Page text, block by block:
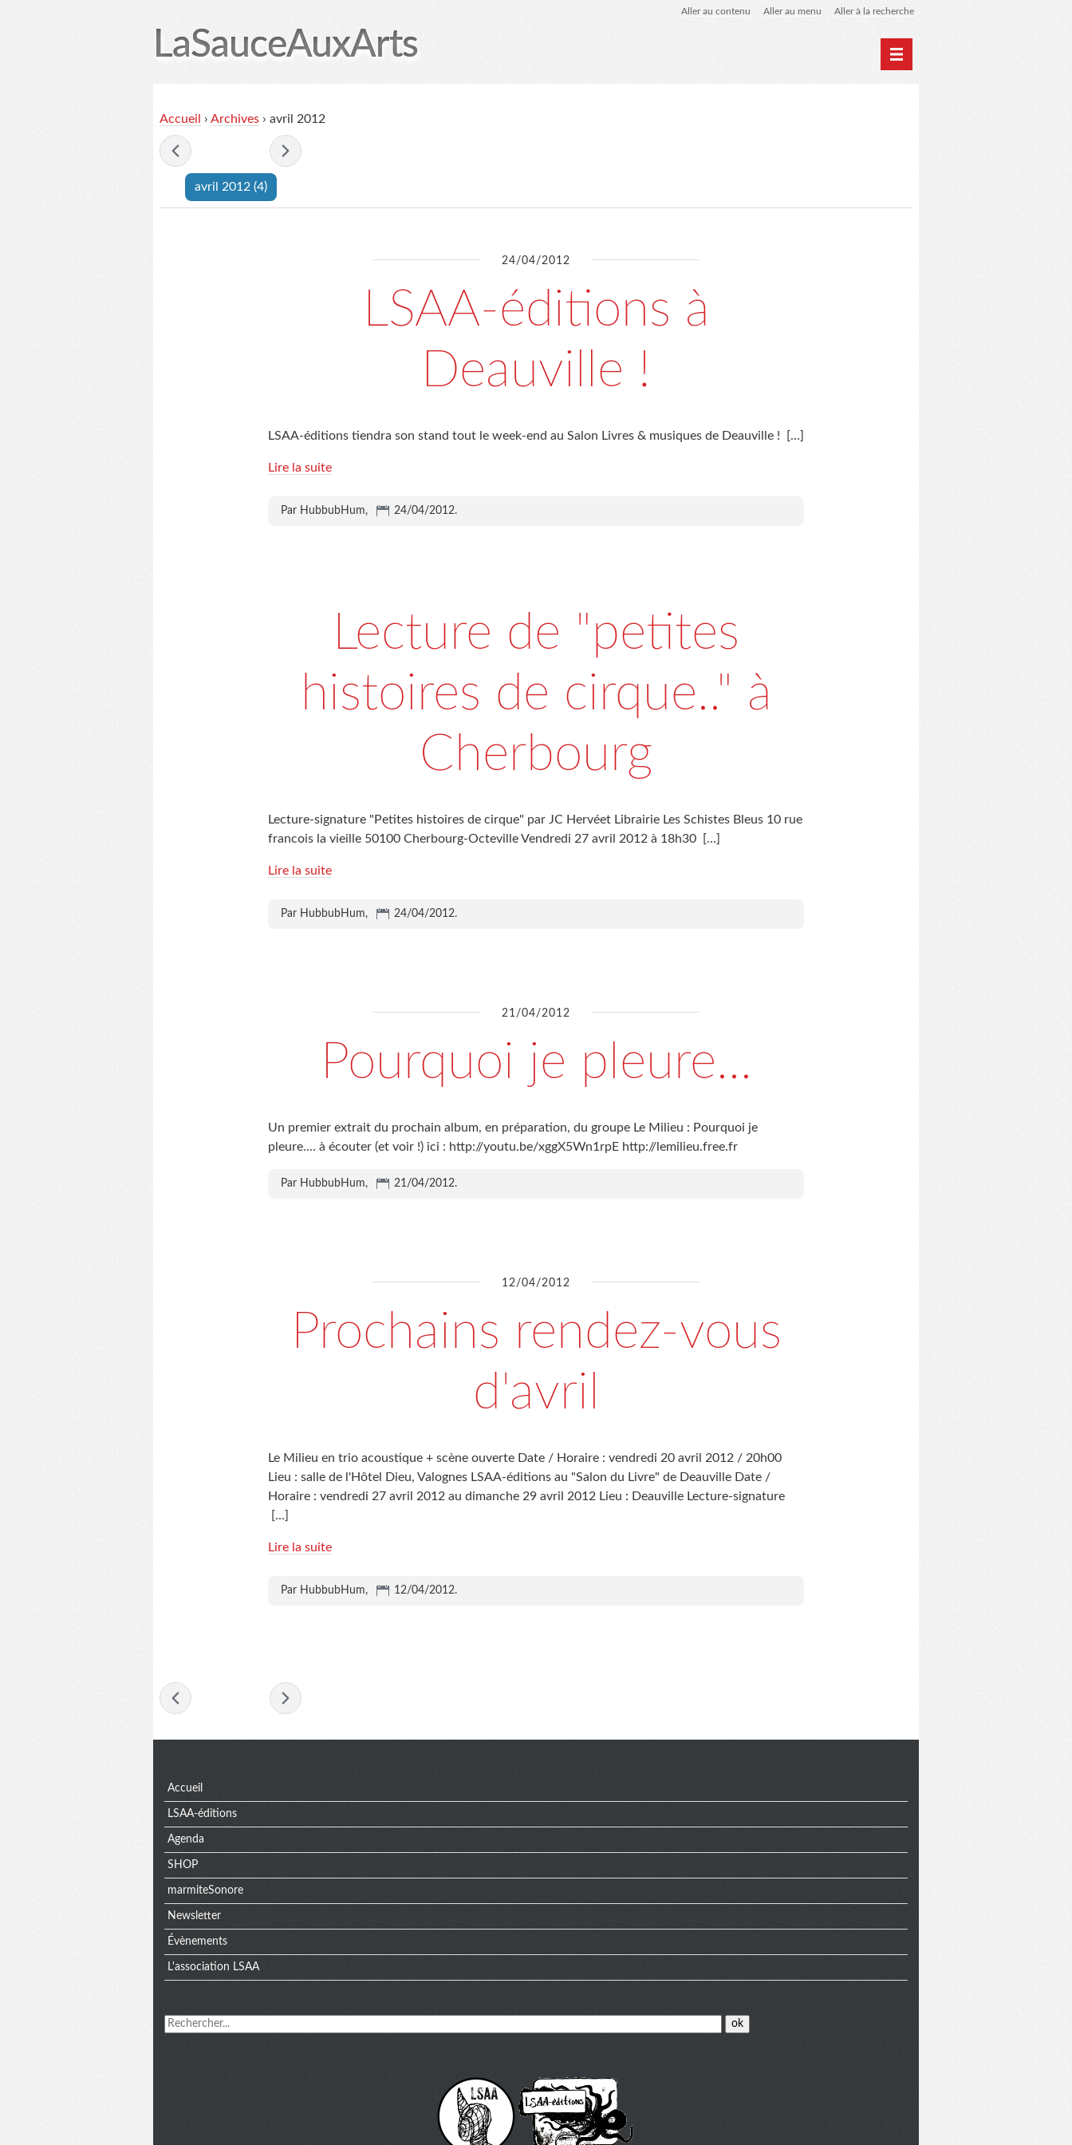
Aller au contenu Aller au menu Aller à la recherche
LaSauceAuxArts
Accueil › Archives › avril 2012
avril 2012 (4)
24/04/2012
LSAA-éditions à
Deauville !
LSAA-éditions tiendra son stand tout le week-end au Salon Livres & musiques de Deauville ! […]
Lire la suite
Par HubbubHum, 24/04/2012.
Lecture de "petites
histoires de cirque.." à
Cherbourg
Lecture-signature "Petites histoires de cirque" par JC Hervéet Librairie Les Schistes Bleus 10 rue
francois la vieille 50100 Cherbourg-Octeville Vendredi 27 avril 2012 à 18h30
[…]
Lire la suite
Par HubbubHum, 24/04/2012.
21/04/2012
Pourquoi je pleure...
Un premier extrait du prochain album, en préparation, du groupe Le Milieu : Pourquoi je
pleure.... à écouter (et voir !) ici : http://youtu.be/xggX5Wn1rpE http://lemilieu.free.fr
Par HubbubHum, 21/04/2012.
12/04/2012
Prochains rendez-vous
d'avril
Le Milieu en trio acoustique + scène ouverte Date / Horaire : vendredi 20 avril 2012 / 20h00
Lieu : salle de l'Hôtel Dieu, Valognes LSAA-éditions au "Salon du Livre" de Deauville Date /
Horaire : vendredi 27 avril 2012 au dimanche 29 avril 2012 Lieu : Deauville Lecture-signature
[…]
Lire la suite
Par HubbubHum, 12/04/2012.
Menu
Accueil
LSAA-éditions
Agenda
SHOP
marmiteSonore
Newsletter
Évènements
L'association LSAA